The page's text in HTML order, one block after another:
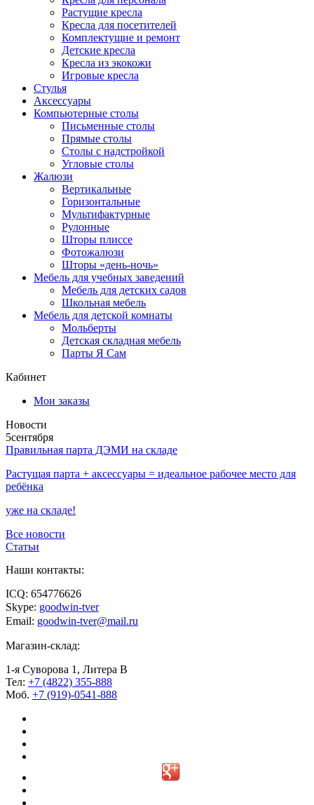
Растущие кресла
Кресла для посетителей
Комплектущие и ремонт
Детские кресла
Кресла из экокожи
Игровые кресла
Стулья
Аксессуары
Компьютерные столы
Письменные столы
Прямые столы
Столы с надстройкой
Угловые столы
Жалюзи
Вертикальные
Горизонтальные
Мультифактурные
Рулонные
Шторы плиссе
Фотожалюзи
Шторы «день-ночь»
Мебель для учебных заведений
Мебель для детских садов
Школьная мебель
Мебель для детской комнаты
Мольберты
Детская складная мебель
Парты Я Сам
Кабинет
Мои заказы
Новости
5сентября
Правильная парта ДЭМИ на складе
Растущая парта + аксессуары = идеальное рабочее место для
ребёнка
уже на складе!
Все новости
Статьи
Наши контакты:
ICQ: 654776626
Skype: goodwin-tver
Email: goodwin-tver@mail.ru
Магазин-склад:
1-я Суворова 1, Литера В
Тел: +7 (4822) 355-888
Моб. +7 (919)-0541-888